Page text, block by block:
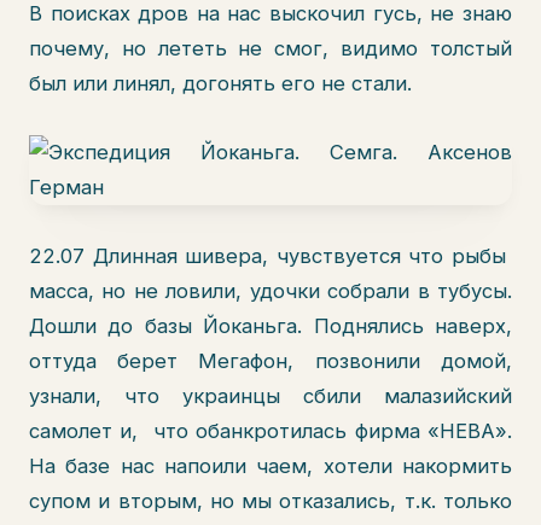
В поисках дров на нас выскочил гусь, не знаю
почему, но лететь не смог, видимо толстый
был или линял, догонять его не стали.
22.07 Длинная шивера, чувствуется что рыбы
масса, но не ловили, удочки собрали в тубусы.
Дошли до базы Йоканьга. Поднялись наверх,
оттуда берет Мегафон, позвонили домой,
узнали, что украинцы сбили малазийский
самолет и, что обанкротилась фирма «НЕВА».
На базе нас напоили чаем, хотели накормить
супом и вторым, но мы отказались, т.к. только